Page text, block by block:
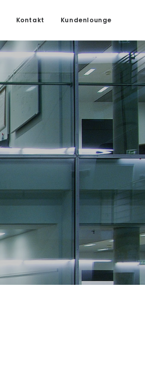
Kontakt Kundenlounge